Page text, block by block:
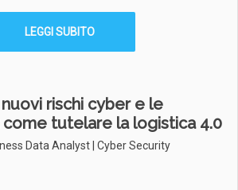
LEGGI SUBITO
nuovi rischi cyber e le
tutelare la logistica 4.0
Data Analyst | Cyber Security